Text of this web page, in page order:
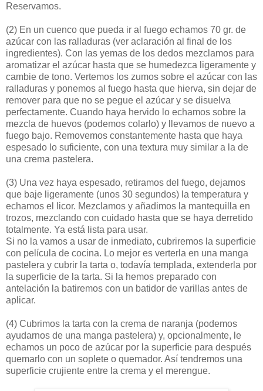
Reservamos.
(2) En un cuenco que pueda ir al fuego echamos 70 gr. de
azúcar con las ralladuras (ver aclaración al final de los
ingredientes). Con las yemas de los dedos mezclamos para
aromatizar el azúcar hasta que se humedezca ligeramente y
cambie de tono. Vertemos los zumos sobre el azúcar con las
ralladuras y ponemos al fuego hasta que hierva, sin dejar de
remover para que no se pegue el azúcar y se disuelva
perfectamente. Cuando haya hervido lo echamos sobre la
mezcla de huevos (podemos colarlo) y llevamos de nuevo a
fuego bajo. Removemos constantemente hasta que haya
espesado lo suficiente, con una textura muy similar a la de
una crema pastelera.
(3) Una vez haya espesado, retiramos del fuego, dejamos
que baje ligeramente (unos 30 segundos) la temperatura y
echamos el licor. Mezclamos y añadimos la mantequilla en
trozos, mezclando con cuidado hasta que se haya derretido
totalmente. Ya está lista para usar.
Si no la vamos a usar de inmediato, cubriremos la superficie
con película de cocina. Lo mejor es verterla en una manga
pastelera y cubrir la tarta o, todavía templada, extenderla por
la superficie de la tarta. Si la hemos preparado con
antelación la batiremos con un batidor de varillas antes de
aplicar.
(4) Cubrimos la tarta con la crema de naranja (podemos
ayudarnos de una manga pastelera) y, opcionalmente, le
echamos un poco de azúcar por la superficie para después
quemarlo con un soplete o quemador. Así tendremos una
superficie crujiente entre la crema y el merengue.